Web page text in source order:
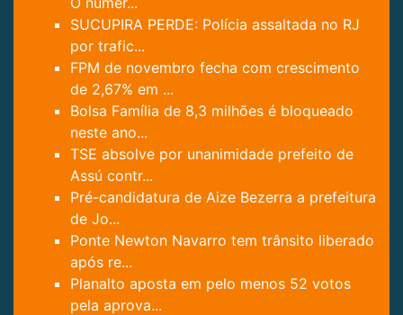
SUCUPIRA PERDE: Polícia assaltada no RJ
por trafic...
FPM de novembro fecha com crescimento
de 2,67% em ...
Bolsa Família de 8,3 milhões é bloqueado
neste ano...
TSE absolve por unanimidade prefeito de
Assú contr...
Pré-candidatura de Aize Bezerra a prefeitura
de Jo...
Ponte Newton Navarro tem trânsito liberado
após re...
Planalto aposta em pelo menos 52 votos
pela aprova...